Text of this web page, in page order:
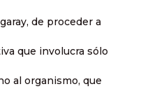
de proceder a
que involucra sólo
al organismo, que